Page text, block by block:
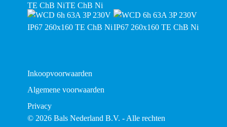
Inkoopvoorwaarden
Algemene voorwaarden
Privacy
© 2026 Bals Nederland B.V. - Alle rechten